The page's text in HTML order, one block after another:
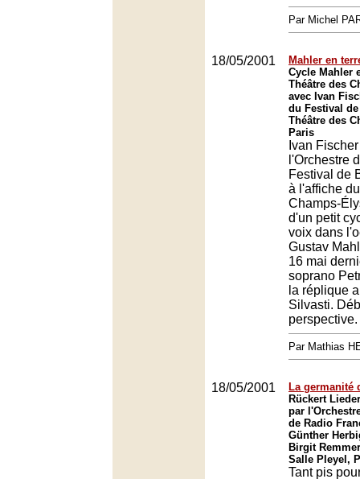
Par Michel
18/05/2001
Mahler en
Cycle Mahler
Théâtre des
avec Ivan
du Festival
Théâtre des
Paris
Ivan
l'Orchestre
Festival de
à l'affiche
Champs-
d'un petit
voix dans
Gustav
16 mai
soprano
la réplique
Silvasti.
perspective.
Par Mathias
18/05/2001
La germanité
Rückert
par
de Radio
Günther
Birgit
Salle Pleyel,
Tant pis